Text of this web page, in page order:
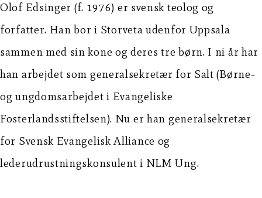
Olof Edsinger (f. 1976) er svensk teolog og
forfatter. Han bor i Storveta udenfor Uppsala
sammen med sin kone og deres tre børn. I ni år har
han arbejdet som generalsekretær for Salt (Børne-
og ungdomsarbejdet i Evangeliske
Fosterlandsstiftelsen). Nu er han generalsekretær
for Svensk Evangelisk Alliance og
lederudrustningskonsulent i NLM Ung.